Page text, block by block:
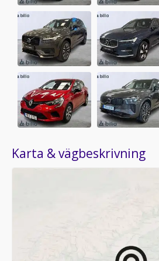
Karta & vägbeskrivning